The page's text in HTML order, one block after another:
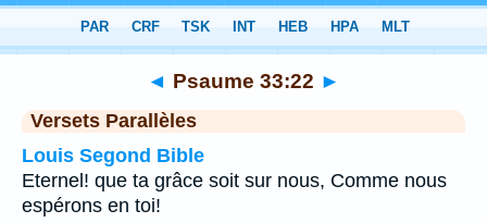
Chapitre 33> Verset 22
◄ Psaume 33:22 ►
Versets Parallèles
Louis Segond Bible
Eternel! que ta grâce soit sur nous, Comme nous
espérons en toi!